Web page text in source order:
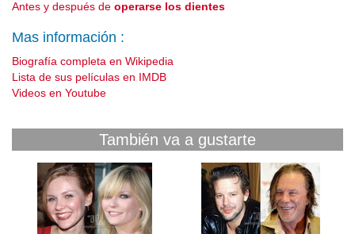
Antes y después de operarse los dientes
Mas información :
Biografía completa en Wikipedia
Lista de sus películas en IMDB
Videos en Youtube
También va a gustarte